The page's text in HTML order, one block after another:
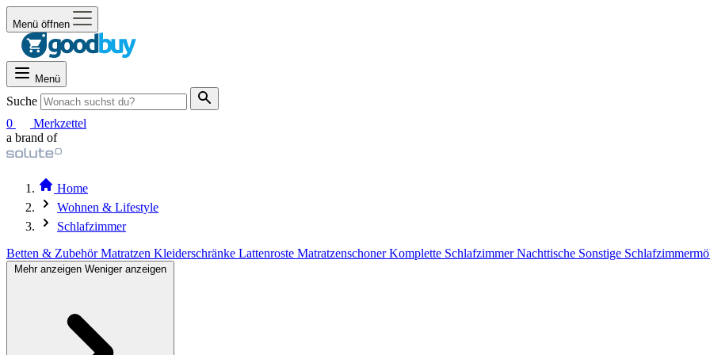
Menü öffnen
Menü
Suche
0
Merkzettel
a brand of
Home
Wohnen & Lifestyle
Schlafzimmer
Betten & ZubehörMatratzen Kleiderschränke Lattenroste MatratzenschonerKomplette SchlafzimmerNachttische Sonstige
Mehr anzeigen Weniger anzeigen